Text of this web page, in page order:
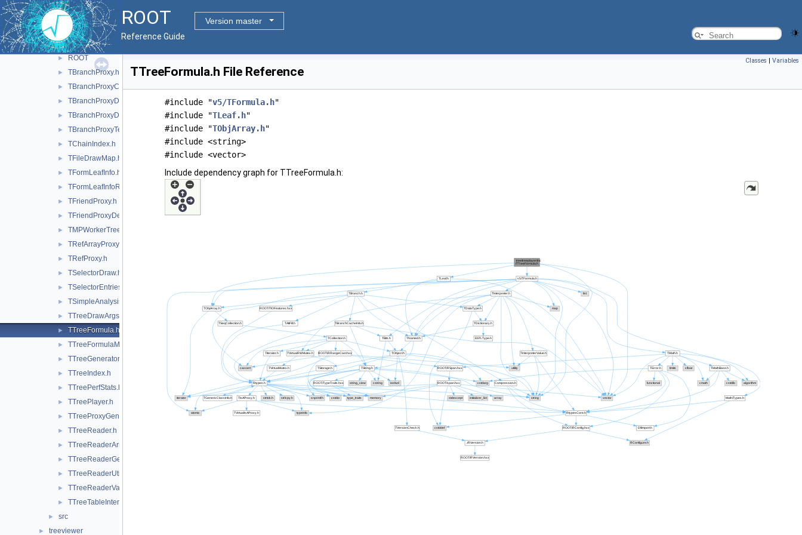
ROOT
Version master
Reference Guide
► tree
▼ treeplayer
▼ inc
► ROOT
► TBranchProxy.h
► TBranchProxyClassDescriptor.h
► TBranchProxyDescriptor.h
► TBranchProxyDirector.h
► TBranchProxyTemplate.h
► TChainIndex.h
► TFileDrawMap.h
► TFormLeafInfo.h
► TFormLeafInfoReference.h
► TFriendProxy.h
► TFriendProxyDescriptor.h
► TMPWorkerTree.h
► TRefArrayProxy.h
► TRefProxy.h
► TSelectorDraw.h
► TSelectorEntries.h
► TSimpleAnalysis.h
► TTreeDrawArgsParser.h
► TTreeFormula.h
► TTreeFormulaManager.h
► TTreeGeneratorBase.h
► TTreeIndex.h
► TTreePerfStats.h
► TTreePlayer.h
► TTreeProxyGenerator.h
► TTreeReader.h
► TTreeReaderArray.h
► TTreeReaderGenerator.h
► TTreeReaderUtils.h
► TTreeReaderValue.h
► TTreeTableInterface.h
► src
► treeviewer
Classes | Variables
TTreeFormula.h File Reference
#include "v5/TFormula.h"
#include "TLeaf.h"
#include "TObjArray.h"
#include <string>
#include <vector>
Include dependency graph for TTreeFormula.h: